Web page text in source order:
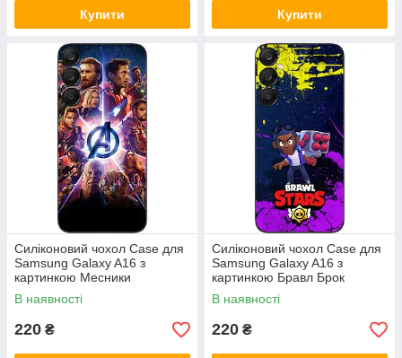
Купити Купити
Силіконовий чохол Case для
Samsung Galaxy A16 з
картинкою Месники
В наявності
220 ₴
Силіконовий чохол Case для
Samsung Galaxy A16 з
картинкою Бравл Брок
В наявності
220 ₴